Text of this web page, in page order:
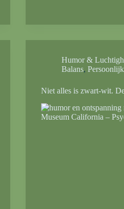
Humor &
Balans,
Niet alles is zwart-wit.